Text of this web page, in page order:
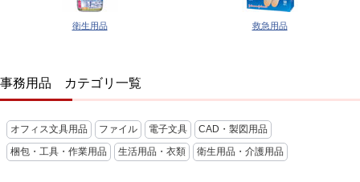
衛生用品 救急用品
事務用品 カテゴリ一覧
オフィス文具用品 ファイル 電子文具 CAD・製図用品
梱包・工具・作業用品 生活用品・衣類 衛生用品・介護用品